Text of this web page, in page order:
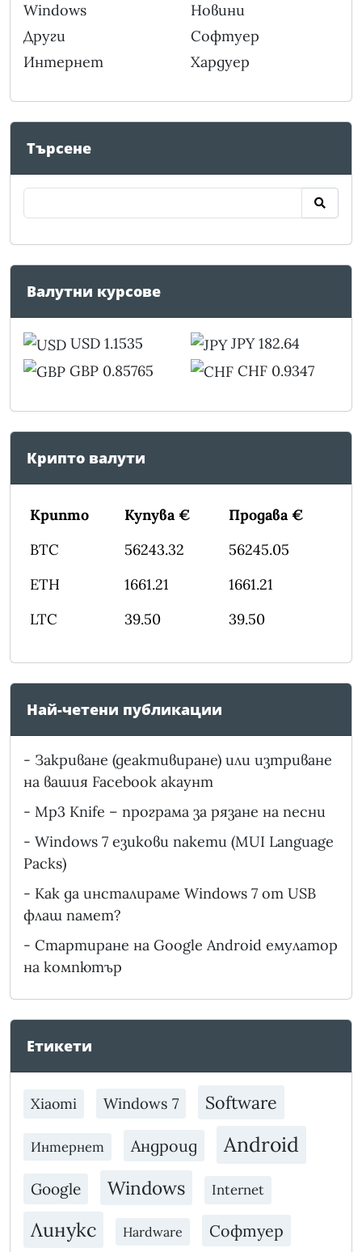
Windows
Други
Интернет
Новини
Софтуер
Хардуер
Търсене
Валутни курсове
USD 1.1535
GBP 0.85765
JPY 182.64
CHF 0.9347
Крипто валути
Крипто Купува €
Продава €
BTC
56243.32
56245.05
ETH
1661.21
1661.21
LTC
39.50 39.50
Най-четени публикации
- Закриване (деактивиране) или изтриване
на вашия Facebook акаунт
- Mp3 Knife – програма за рязане на песни
- Windows 7 езикови пакети (MUI Language
Packs)
- Как да инсталираме Windows 7 от USB
флаш памет?
- Стартиране на Google Android емулатор
на компютър
Етикети
Xiaomi Windows 7 Software
Интернет Андроид Android
Google Windows Internet
Линукс Hardware Софтуер